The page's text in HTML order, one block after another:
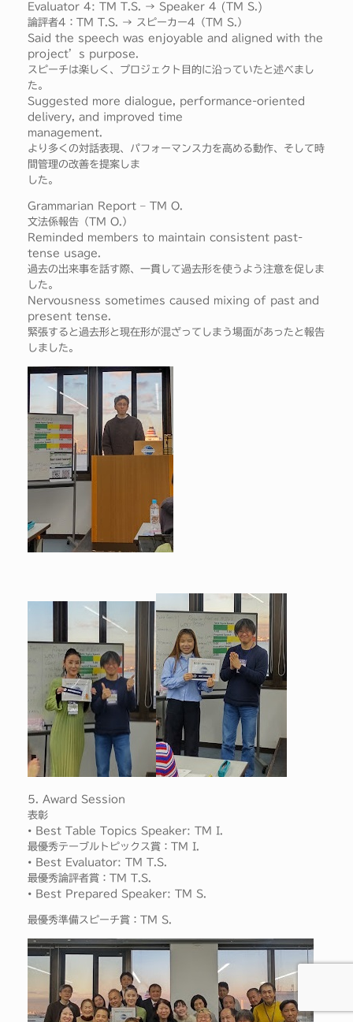
Evaluator 4: TM T.S. → Speaker 4 (TM S.)
論評者4：TM T.S. → スピーカー4（TM S.）
Said the speech was enjoyable and aligned with the
project’s purpose.
スピーチは楽しく、プロジェクト目的に沿っていたと述べまし
た。
Suggested more dialogue, performance-oriented
delivery, and improved time
management.
より多くの対話表現、パフォーマンス力を高める動作、そして時
間管理の改善を提案しま
した。
Grammarian Report – TM O.
文法係報告（TM O.）
Reminded members to maintain consistent past-
tense usage.
過去の出来事を話す際、一貫して過去形を使うよう注意を促しま
した。
Nervousness sometimes caused mixing of past and
present tense.
緊張すると過去形と現在形が混ざってしまう場面があったと報告
しました。
5. Award Session
表彰
• Best Table Topics Speaker: TM I.
最優秀テーブルトピックス賞：TM I.
• Best Evaluator: TM T.S.
最優秀論評者賞：TM T.S.
• Best Prepared Speaker: TM S.
最優秀準備スピーチ賞：TM S.